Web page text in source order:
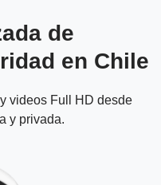
de
en Chile
videos Full HD desde
y privada.